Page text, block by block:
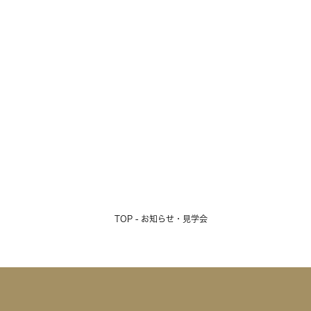
TOP - お知らせ・見学会